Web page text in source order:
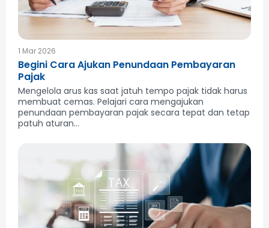
1 Mar 2026
Begini Cara Ajukan Penundaan Pembayaran
Pajak
Mengelola arus kas saat jatuh tempo pajak tidak harus
membuat cemas. Pelajari cara mengajukan
penundaan pembayaran pajak secara tepat dan tetap
patuh aturan...